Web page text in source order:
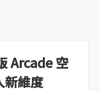
Arcade 空
新維度